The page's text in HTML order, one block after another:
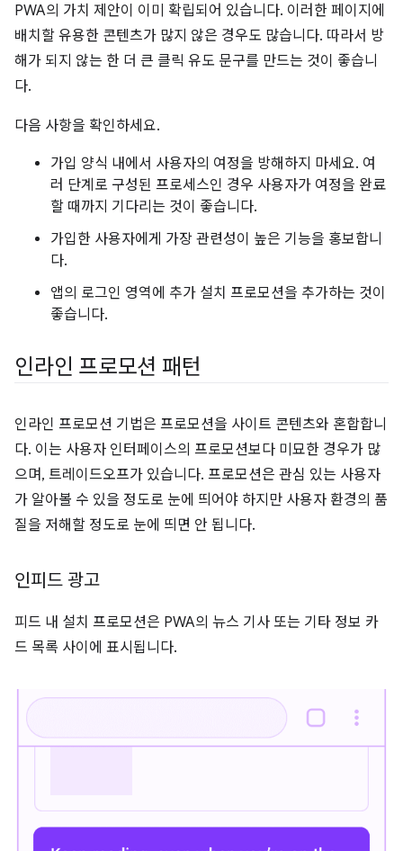
PWA의 가치 제안이 이미 확립되어 있습니다. 이러한 페이지에
배치할 유용한 콘텐츠가 많지 않은 경우도 많습니다. 따라서 방
해가 되지 않는 한 더 큰 클릭 유도 문구를 만드는 것이 좋습니
다.
다음 사항을 확인하세요.
가입 양식 내에서 사용자의 여정을 방해하지 마세요. 여
러 단계로 구성된 프로세스인 경우 사용자가 여정을 완료
할 때까지 기다리는 것이 좋습니다.
가입한 사용자에게 가장 관련성이 높은 기능을 홍보합니
다.
앱의 로그인 영역에 추가 설치 프로모션을 추가하는 것이
좋습니다.
인라인 프로모션 패턴
인라인 프로모션 기법은 프로모션을 사이트 콘텐츠와 혼합합니
다. 이는 사용자 인터페이스의 프로모션보다 미묘한 경우가 많
으며, 트레이드오프가 있습니다. 프로모션은 관심 있는 사용자
가 알아볼 수 있을 정도로 눈에 띄어야 하지만 사용자 환경의 품
질을 저해할 정도로 눈에 띄면 안 됩니다.
인피드 광고
피드 내 설치 프로모션은 PWA의 뉴스 기사 또는 기타 정보 카
드 목록 사이에 표시됩니다.